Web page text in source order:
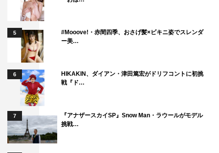
5
#Mooove!・赤間四季、おさげ髪×ビキニ姿でスレンダ
ー美…
6
HIKAKIN、ダイアン・津田篤宏がドリフコントに初挑
戦『ド…
7
『アナザースカイSP』Snow Man・ラウールがモデル
挑戦…